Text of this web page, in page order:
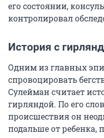
его состоянии,
контролировал
История с
Одним из главных
спровоцировать
Сулейман считает
гирляндой. По его
происшествия он
подальше от ребенка,